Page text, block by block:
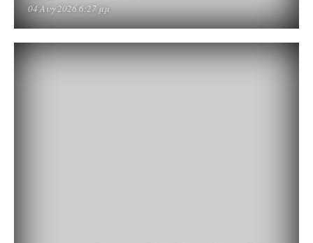
04 Αυγ 2026 6:27 μμ